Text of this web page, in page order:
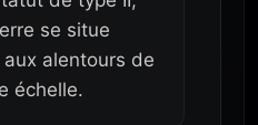
se situe
alentours de
échelle.